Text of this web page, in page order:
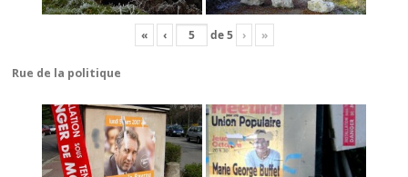
« ‹ de5 › »
Rue de la politique